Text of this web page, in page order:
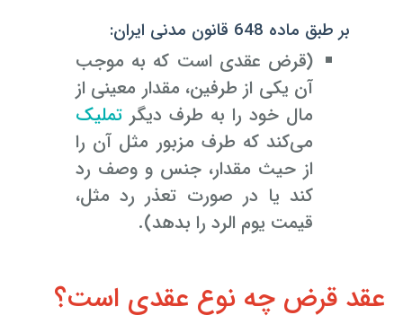
بر طبق ماده 648 قانون مدنی ایران:
(قرض عقدی است که به موجب
آن یکی از طرفین، مقدار معینی از
مال خود را به طرف دیگر تملیک
می‌کند که طرف مزبور مثل آن را
از حیث مقدار، جنس و وصف رد
کند یا در صورت تعذر رد مثل،
قیمت یوم ‌الرد را بدهد).
عقد قرض چه نوع عقدی است؟